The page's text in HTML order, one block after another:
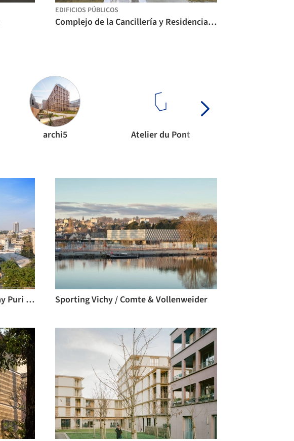
EDIFICIOS PÚBLICOS
Complejo de la Cancillería y Residencia del/de la Embajador/a de Bangladesh / Shatotto
archi5 Atelier du Pont
Edificio de oficinas Stella / Sanjay Puri Architects Sporting Vichy / Comte & Vollenweider